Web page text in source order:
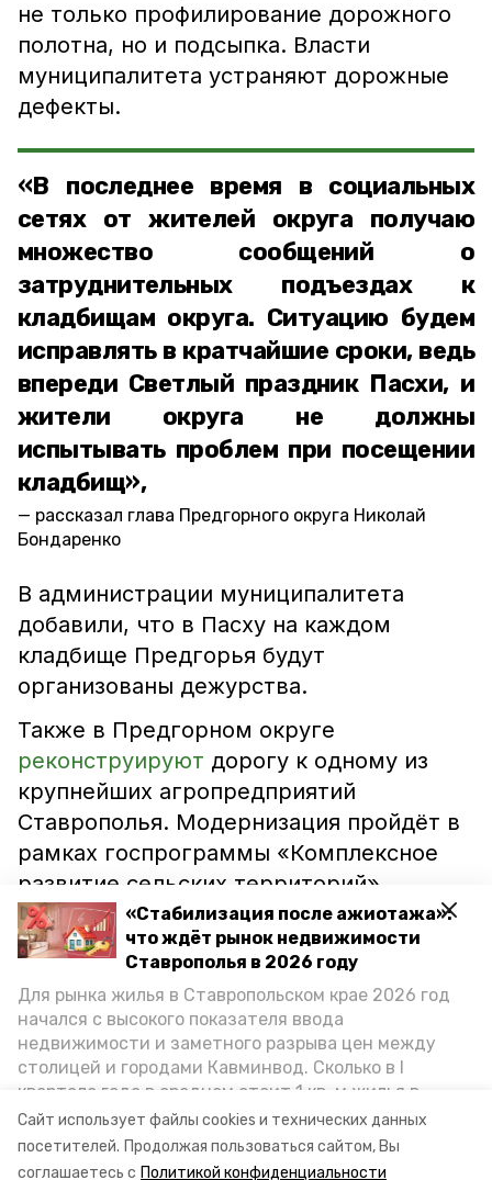
Сайт использует файлы cookies и технических данных
посетителей. Продолжая пользоваться сайтом, Вы
соглашаетесь с Политикой конфиденциальности
«Стабилизация после ажиотажа»:
что ждёт рынок недвижимости
Ставрополья в 2026 году
Для рынка жилья в Ставропольском крае 2026 год
начался с высокого показателя ввода
недвижимости и заметного разрыва цен между
столицей и городами Кавминвод. Сколько в I
квартале года в среднем стоит 1 кв. м жилья в
городах и округах региона, как изменился спрос на
первичку и вторичку, какова себестоимость
стройки собственного жилья в этом году и какие
не только профилирование дорожного
полотна, но и подсыпка. Власти
муниципалитета устраняют дорожные
дефекты.
«В последнее время в социальных
сетях от жителей округа получаю
множество сообщений о
затруднительных подъездах к
кладбищам округа. Ситуацию будем
исправлять в кратчайшие сроки, ведь
впереди Светлый праздник Пасхи, и
жители округа не должны
испытывать проблем при посещении
кладбищ»,
рассказал глава Предгорного округа Николай
Бондаренко
В администрации муниципалитета
добавили, что в Пасху на каждом
кладбище Предгорья будут
организованы дежурства.
Также в Предгорном округе
реконструируют дорогу к одному из
крупнейших агропредприятий
Ставрополья. Модернизация пройдёт в
рамках госпрограммы «Комплексное
развитие сельских территорий»,
которую курирует краевое
министерство сельского хозяйства. На
эти цели направили порядка 32
миллионов рублей из
консолидированного бюджета.
пасха дороги